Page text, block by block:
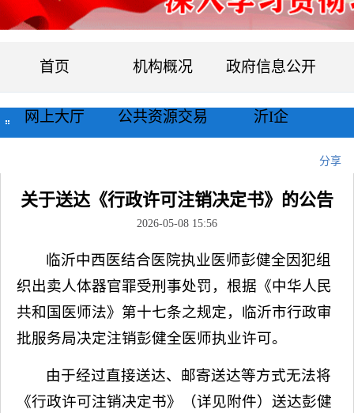
首页 机构概况 政府信息公开
网上大厅 公共资源交易 沂I企
分享
关于送达《行政许可注销决定书》的公告
2026-05-08 15:56
临沂中西医结合医院执业医师彭健全因犯组
织出卖人体器官罪受刑事处罚，根据《中华人民
共和国医师法》第十七条之规定，临沂市行政审
批服务局决定注销彭健全医师执业许可。
由于经过直接送达、邮寄送达等方式无法将
《行政许可注销决定书》（详见附件）送达彭健